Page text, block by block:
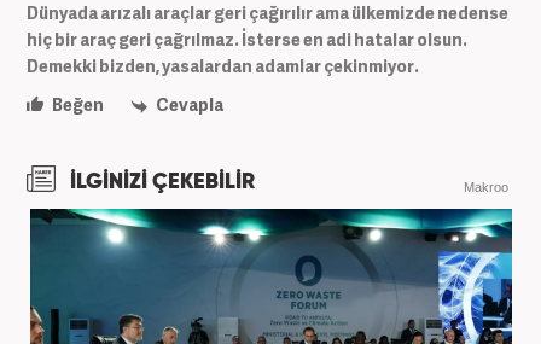
Dünyada arızalı araçlar geri çağırılır ama ülkemizde nedense
hiç bir araç geri çağrılmaz. İsterse en adi hatalar olsun.
Demekki bizden, yasalardan adamlar çekinmiyor.
Beğen
Cevapla
İLGİNİZİ ÇEKEBİLİR Makroo